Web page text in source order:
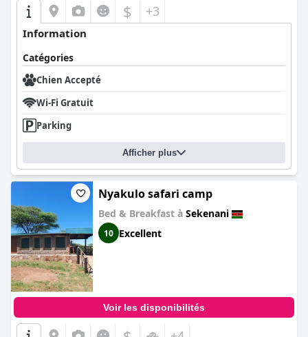
$ +3
Information
Catégories
Chien Accepté
Wi-Fi Gratuit
Parking
Afficher plus
Nyakulo safari camp
Bed & Breakfast à Sekenani
10 Excellent
Voir les disponibilités